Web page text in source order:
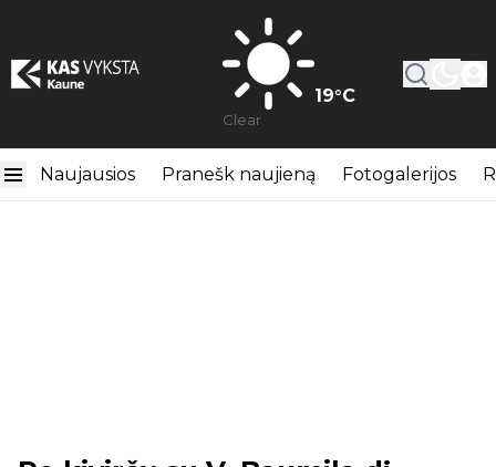
19°C
Clear
Naujausios Pranešk naujieną Fotogalerijos